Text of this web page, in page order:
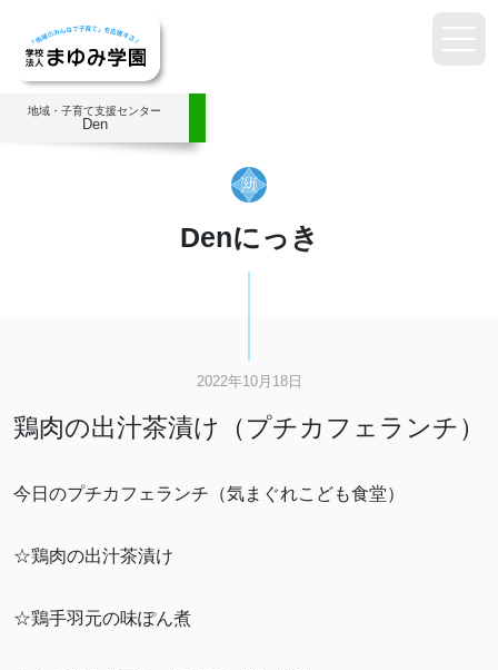
地域・子育て支援センター
Den
Denにっき
2022年10月18日
鶏肉の出汁茶漬け（プチカフェランチ）
今日のプチカフェランチ（気まぐれこども食堂）
☆鶏肉の出汁茶漬け
☆鶏手羽元の味ぽん煮